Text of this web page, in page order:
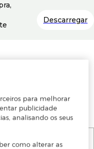
registar ou
Descarregar
para melhorar
publicidade
analisando os seus
como alterar as